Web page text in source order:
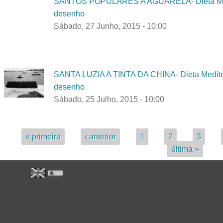
desenho
Sábado, 27 Junho, 2015 - 10:00
SANTA LUZIA A TINTA DA CHINA- Dieta
desenho
Sábado, 25 Julho, 2015 - 10:00
« primeira ‹ anterior 1 2 3
última »